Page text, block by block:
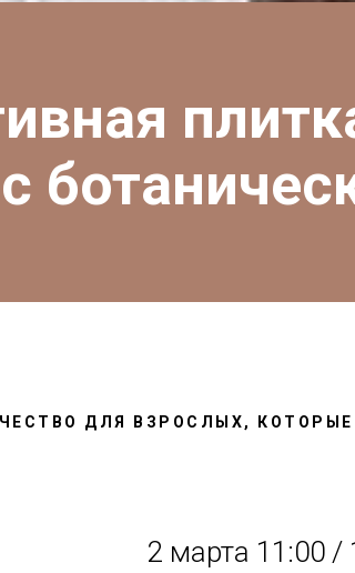
ДЛЯ ВЗРОСЛЫХ,
2 марта 11:00 /